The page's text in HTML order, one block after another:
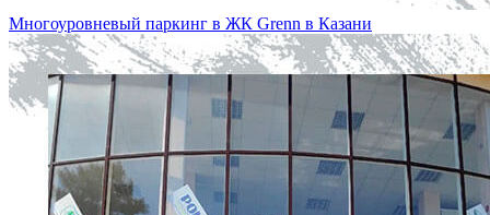
Многоуровневый паркинг в ЖК Grenn в Казани